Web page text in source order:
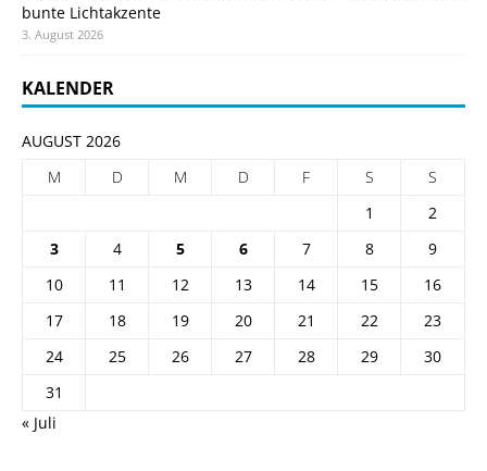
bunte Lichtakzente
3. August 2026
KALENDER
AUGUST 2026
M
D M D F S
S
1
2
3
4 5 6 7 8
9
10
11 12 13 14 15
16
17
18 19 20 21 22
23
24
25 26 27 28 29
30
31
« Juli